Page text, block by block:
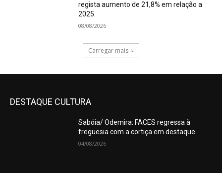
regista aumento de 21,8% em relação a
2025.
08/08/2026
Carregar mais
DESTAQUE CULTURA
Sabóia/ Odemira: FACES regressa à
freguesia com a cortiça em destaque.
04/08/2026